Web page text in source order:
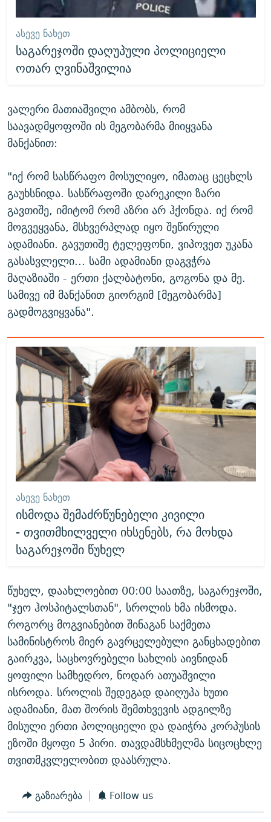
ᲐᲡᲔᲕᲔ ᲜᲐᲮᲔᲗ
საგარეჯოში დაღუპული პოლიციელი
ოთარ ღვინაშვილია
ვალერი მათიაშვილი ამბობს, რომ
საავადმყოფოში ის მეგობარმა მიიყვანა
მანქანით:
"იქ რომ სასწრაფო მოსულიყო, იმათაც ცეცხლს
გაუხსნიდა. სასწრაფოში დარეკილი ზარი
გავთიშე, იმიტომ რომ აზრი არ ჰქონდა. იქ რომ
მოგვეყვანა, მსხვერპლად იყო შეწირული
ადამიანი. გავუთიშე ტელეფონი, ვიპოვეთ უკანა
გასასვლელი... სამი ადამიანი დაგვჭრა
მაღაზიაში - ერთი ქალბატონი, გოგონა და მე.
სამივე იმ მანქანით გიორგიმ [მეგობარმა]
გადმოგვიყვანა".
ᲐᲡᲔᲕᲔ ᲜᲐᲮᲔᲗ
ისმოდა შემაძრწუნებელი კივილი
- თვითმხილველი იხსენებს, რა მოხდა
საგარეჯოში წუხელ
წუხელ, დაახლოებით 00:00 საათზე, საგარეჯოში,
"ჯეო ჰოსპიტალსთან", სროლის ხმა ისმოდა.
როგორც მოგვიანებით შინაგან საქმეთა
სამინისტროს მიერ გავრცელებული განცხადებით
გაირკვა, საცხოვრებელი სახლის აივნიდან
ყოფილი სამხედრო, ნოდარ ათუაშვილი
ისროდა. სროლის შედეგად დაიღუპა ხუთი
ადამიანი, მათ შორის შემთხვევის ადგილზე
მისული ერთი პოლიციელი და დაიჭრა კორპუსის
ეზოში მყოფი 5 პირი. თავდამსხმელმა სიცოცხლე
თვითმკვლელობით დაასრულა.
გაზიარება Follow us